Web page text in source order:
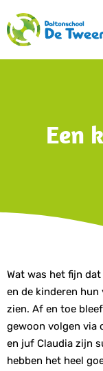
Een
Wat was het fijn
en de kinderen
zien. Af en toe
gewoon volgen via
en juf Claudia zijn
hebben het heel